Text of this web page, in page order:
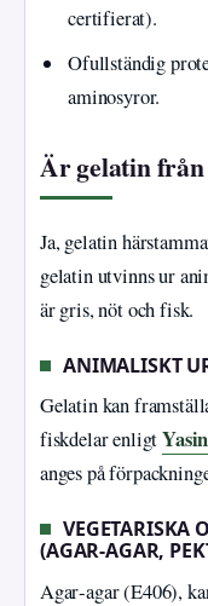
certifierat).
Ofullständig
aminosyror.
Är gelatin
Ja, gelatin
gelatin utvinns ur
är gris, nöt och fisk.
ANIMALISKT
Gelatin kan
fiskdelar enligt
anges på
VEGETARISKA
(AGAR-AGAR,
Agar‑agar (E406),